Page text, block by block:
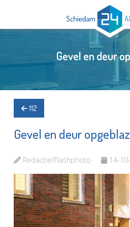
Gevel en deur
112
Gevel en deur
Redactie/Flashphoto 14-